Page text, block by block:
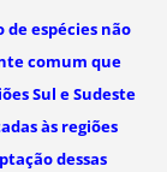
espécies não
comum que
Sul e Sudeste
às regiões
dessas